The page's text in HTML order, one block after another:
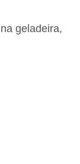
geladeira,